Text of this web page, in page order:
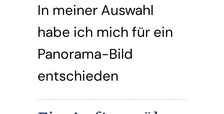
In meiner Auswahl
habe ich mich für ein
Panorama-Bild
entschieden